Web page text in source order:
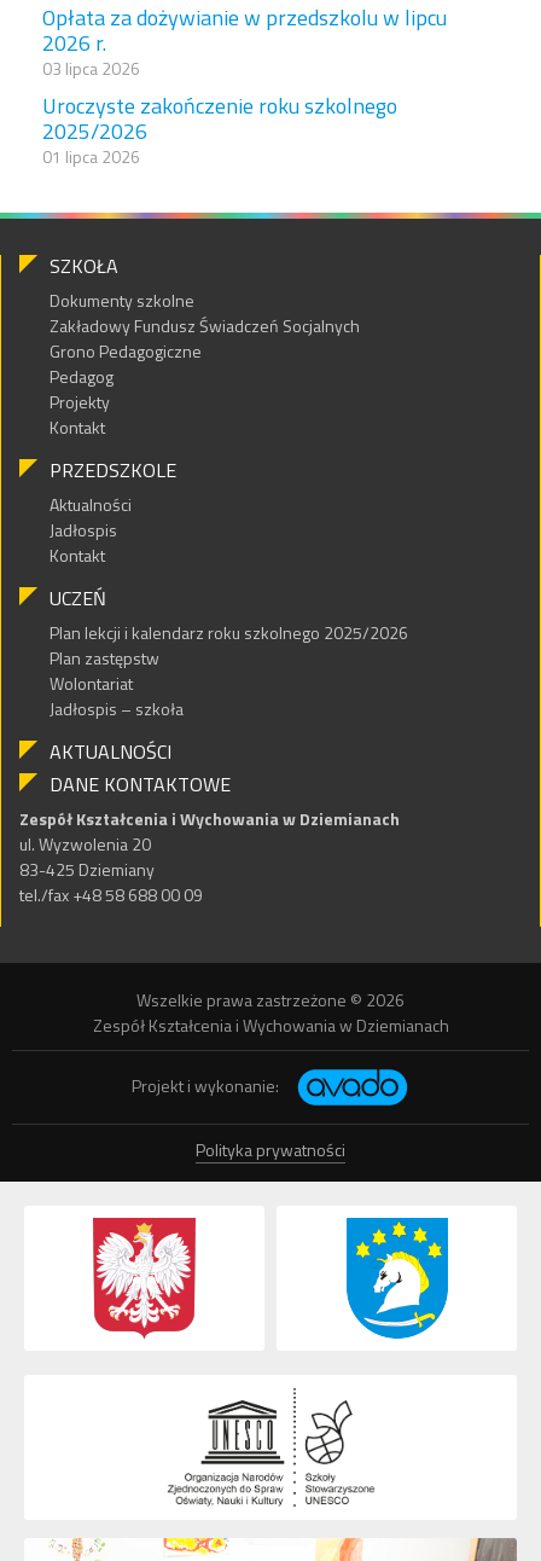
Opłata za dożywianie w przedszkolu w lipcu
2026 r.
03 lipca 2026
Uroczyste zakończenie roku szkolnego
2025/2026
01 lipca 2026
SZKOŁA
Dokumenty szkolne
Zakładowy Fundusz Świadczeń Socjalnych
Grono Pedagogiczne
Pedagog
Projekty
Kontakt
PRZEDSZKOLE
Aktualności
Jadłospis
Kontakt
UCZEŃ
Plan lekcji i kalendarz roku szkolnego 2025/2026
Plan zastępstw
Wolontariat
Jadłospis – szkoła
AKTUALNOŚCI
DANE KONTAKTOWE
Zespół Kształcenia i Wychowania w Dziemianach
ul. Wyzwolenia 20
83-425 Dziemiany
tel./fax +48 58 688 00 09
Wszelkie prawa zastrzeżone © 2026
Zespół Kształcenia i Wychowania w Dziemianach
Projekt i wykonanie:
Polityka prywatności